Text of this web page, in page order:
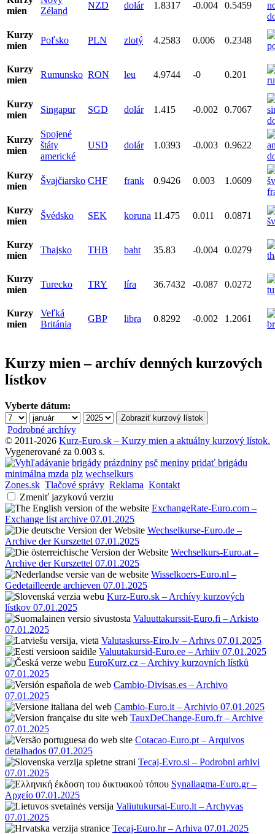
mien
Zéland
NZD dolár 1.8317 -0.004 0.5459
Kurzy
mien
Poľsko PLN zlotý 4.2583 0.006 0.2348
Kurzy
mien
Rumunsko RON leu 4.9744 -0 0.201
Kurzy
mien
Singapur SGD dolár 1.415 -0.002 0.7067
Kurzy
mien
Spojené
štáty
americké
USD dolár 1.0393 -0.003 0.9622
Kurzy
mien
Švajčiarsko CHF frank 0.9426 0.003 1.0609
Kurzy
mien
Švédsko SEK koruna 11.475 0.011 0.0871
Kurzy
mien
Thajsko THB baht 35.83 -0.004 0.0279
Kurzy
mien
Turecko TRY líra 36.7432 -0.087 0.0272
Kurzy
mien
Veľká
Británia
GBP libra 0.8292 -0.002 1.2061
Kurzy mien – archív denných kurzových
lístkov
Vyberte dátum:
Podrobné archívy
© 2011-2026 Kurz-Euro.sk – Kurzy mien a aktuálny kurzový lístok.
Vygenerované za 0.003 s.
brigády prázdniny psč meniny pridať brigádu
minimálna mzda plz wechselkurs
Zones.sk Tlačové správy Reklama Kontakt
Zmeniť jazykovú verziu
ExchangeRate-Euro.com –
Exchange list archive 07.01.2025
Wechselkurse-Euro.de –
Archive der Kurszettel 07.01.2025
Wechselkurs-Euro.at –
Archive der Kurszettel 07.01.2025
Wisselkoers-Euro.nl –
Gedetailleerde archieven 07.01.2025
Kurz-Euro.sk – Archívy kurzových
lístkov 07.01.2025
Valuuttakurssit-Euro.fi – Arkisto
07.01.2025
Valutaskurss-Eiro.lv – Arhīvs 07.01.2025
Valuutakursid-Euro.ee – Arhiiv 07.01.2025
EuroKurz.cz – Archivy kurzovních lístků
07.01.2025
Cambio-Divisas.es – Archivo
07.01.2025
Cambio-Euro.it – Archivio 07.01.2025
TauxDeChange-Euro.fr – Archive
07.01.2025
Cotacao-Euro.pt – Arquivos
detalhados 07.01.2025
Tecaj-Evro.si – Podrobni arhivi
07.01.2025
Synallagma-Euro.gr –
Αρχείο 07.01.2025
Valiutukursai-Euro.lt – Archyvas
07.01.2025
Tecaj-Euro.hr – Arhiva 07.01.2025